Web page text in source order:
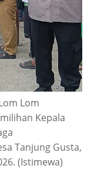
Lom
Kepala
Tanjung Gusta,
(Istimewa)